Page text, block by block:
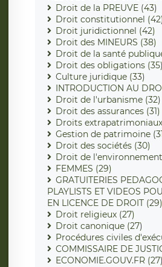
Droit de la PREUVE (43)
Droit constitutionnel
Droit juridictionnel (42)
Droit des MINEURS (38)
Droit de la santé
Droit des obligations (35)
Culture juridique (33)
INTRODUCTION AU
Droit de l'urbanisme (32)
Droit des assurances (31)
Droits extrapatrimoniaux
Gestion de patrimoine
Droit des sociétés (30)
Droit de
FEMMES (29)
GRATUITERIES
PLAYLISTS ET VIDEOS
EN LICENCE DE DROIT (29)
Droit religieux (27)
Droit canonique (27)
Procédures civiles
COMMISSAIRE DE
ECONOMIE.GOUV.FR (27)